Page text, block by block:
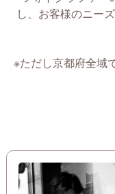
し、お客様のニー
※ただし京都府全域